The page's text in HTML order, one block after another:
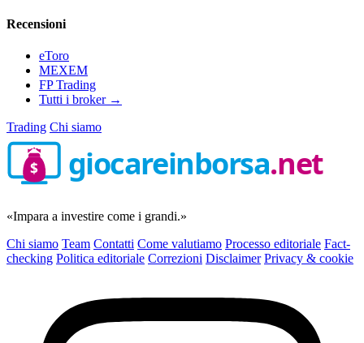
Recensioni
eToro
MEXEM
FP Trading
Tutti i broker →
Trading Chi siamo
$ giocareinborsa.net
«Impara a investire come i grandi.»
Chi siamo Team Contatti Come valutiamo Processo editoriale Fact-
checking Politica editoriale Correzioni Disclaimer Privacy & cookie